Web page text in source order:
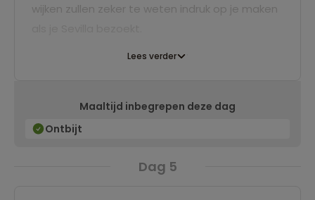
wijken zullen zeker te weten indruk op je maken
Lees verder
Maaltijd inbegrepen deze dag
Ontbijt
Dag 5